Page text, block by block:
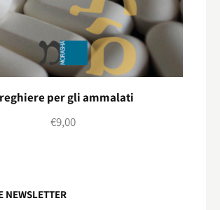
per gli ammalati
€9,00
NEWSLETTER